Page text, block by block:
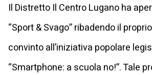
Il Distretto Il Centro Lugano ha
“Sport & Svago” ribadendo il
convinto all’iniziativa popolare
“Smartphone: a scuola no!”. Tale